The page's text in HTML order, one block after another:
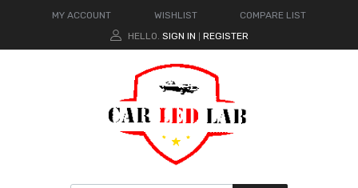
MY ACCOUNT WISHLIST
COMPARE LIST
HELLO. SIGN IN REGISTER